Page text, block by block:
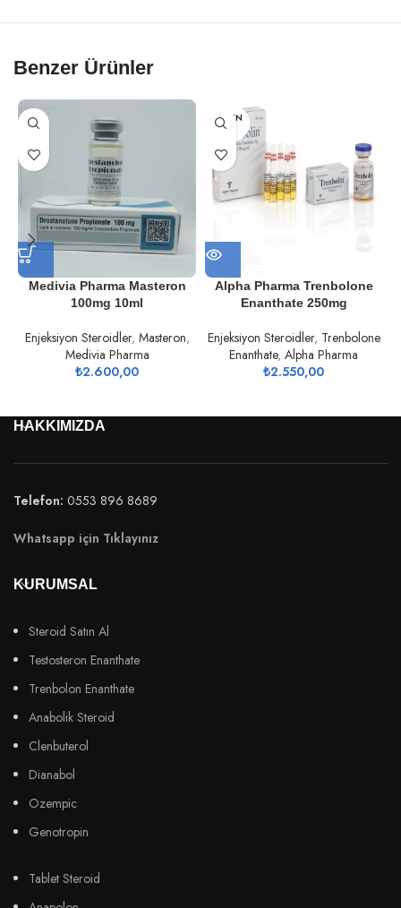
Benzer Ürünler
Medivia Pharma Masteron
100mg 10ml
Enjeksiyon Steroidler, Masteron,
Medivia Pharma
₺2.600,00
TÜKEN
DI
Alpha Pharma Trenbolone
Enanthate 250mg
Enjeksiyon Steroidler, Trenbolone
Enanthate,Alpha Pharma
₺2.550,00
HAKKIMIZDA
Telefon: 0553 896 8689
Whatsapp için Tıklayınız
KURUMSAL
Steroid Satın Al
Testosteron Enanthate
Trenbolon Enanthate
Anabolik Steroid
Clenbuterol
Dianabol
Ozempic
Genotropin
Tablet Steroid